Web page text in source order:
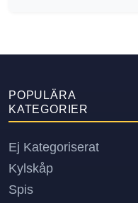
POPULÄRA
KATEGORIER
Ej Kategoriserat
Kylskåp
Spis